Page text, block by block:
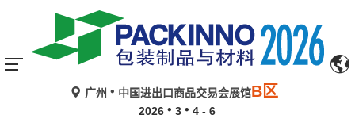
广州 中国进出口商品交易会展馆B区
2026 3 4 - 6